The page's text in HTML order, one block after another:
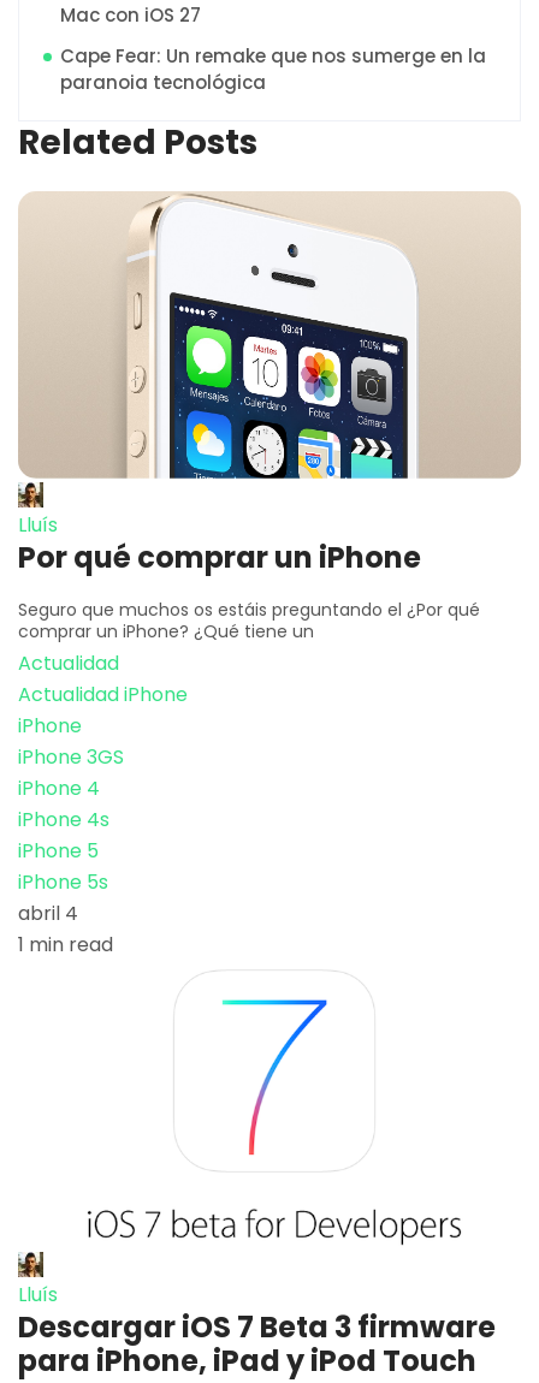
Mac con iOS 27
Cape Fear: Un remake que nos sumerge en la
paranoia tecnológica
Related Posts
Lluís
Por qué comprar un iPhone
Seguro que muchos os estáis preguntando el ¿Por qué
comprar un iPhone? ¿Qué tiene un
Actualidad
Actualidad iPhone
iPhone
iPhone 3GS
iPhone 4
iPhone 4s
iPhone 5
iPhone 5s
abril 4
1 min read
Lluís
Descargar iOS 7 Beta 3 firmware
para iPhone, iPad y iPod Touch